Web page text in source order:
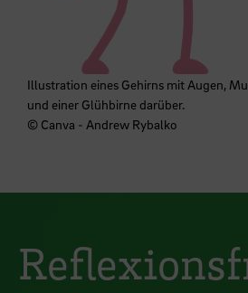
Illustration eines Gehirns mit Augen,
und einer Glühbirne darüber.
© Canva - Andrew Rybalko